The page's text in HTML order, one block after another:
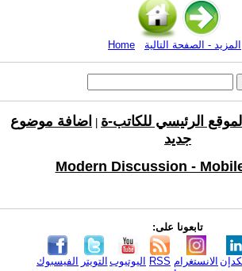
Home المزيد - الصفحة التالية
الموقع الرئيسي للكاتب-ة
اضافة موضوع
جديد
Modern Discussion -
تابعونا على:
الفيسبوك التويتر اليوتيوب RSS الانستغرام